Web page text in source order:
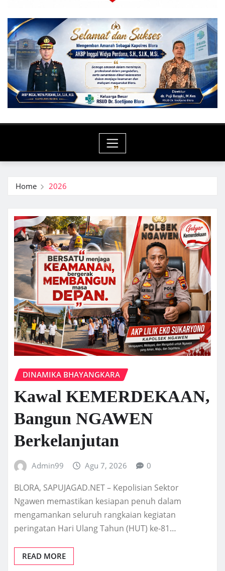
Home 2026
DINAMIKA BHAYANGKARA
Kawal KEMERDEKAAN,
Bangun NGAWEN
Berkelanjutan
Admin99 Agu 7, 2026 0
BLORA, SAPUJAGAD.NET – Kepolisian Sektor
Ngawen memastikan kesiapan penuh dalam
mengamankan seluruh rangkaian kegiatan
peringatan Hari Ulang Tahun (HUT) ke-81…
READ MORE